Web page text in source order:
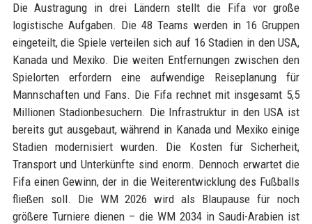
Die Austragung in drei Ländern stellt die Fifa vor große
logistische Aufgaben. Die 48 Teams werden in 16 Gruppen
eingeteilt, die Spiele verteilen sich auf 16 Stadien in den USA,
Kanada und Mexiko. Die weiten Entfernungen zwischen den
Spielorten erfordern eine aufwendige Reiseplanung für
Mannschaften und Fans. Die Fifa rechnet mit insgesamt 5,5
Millionen Stadionbesuchern. Die Infrastruktur in den USA ist
bereits gut ausgebaut, während in Kanada und Mexiko einige
Stadien modernisiert wurden. Die Kosten für Sicherheit,
Transport und Unterkünfte sind enorm. Dennoch erwartet die
Fifa einen Gewinn, der in die Weiterentwicklung des Fußballs
fließen soll. Die WM 2026 wird als Blaupause für noch
größere Turniere dienen – die WM 2034 in Saudi-Arabien ist